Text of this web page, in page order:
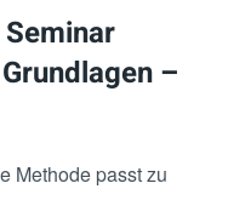
–
Methode passt zu